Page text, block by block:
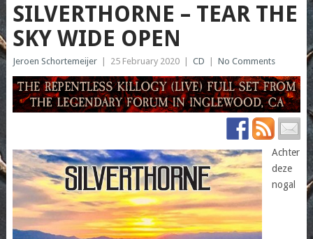
SILVERTHORNE – TEAR THE
SKY WIDE OPEN
Jeroen Schortemeijer 25 February 2020 CD No Comments
Achter
deze
nogal